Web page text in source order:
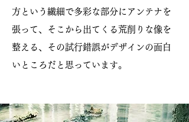
方という繊細で多彩な部分にアンテナを
張って、そこから出てくる荒削りな像を
整える、その試行錯誤がデザインの面白
いところだと思っています。